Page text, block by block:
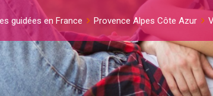
guidées en France Provence Alpes Côte Azur